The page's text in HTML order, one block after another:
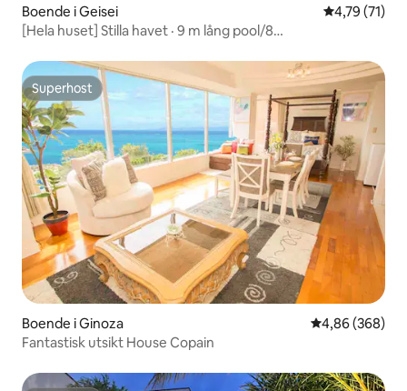
Boende i Geisei 4,79 av 5 i
4,79 (71)
[Hela huset] Stilla havet · 9 m lång pool/8
Superhost
Superhost
Boende i Ginoza 4,86 av 5 i
4,86 (368)
Fantastisk utsikt House Copain